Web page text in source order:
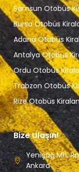
Samsun Otobüs
Bursa Otobüs
Adana Otobüs
Antalya Otobüs
Ordu Otobüs
Trabzon Otobüs
Rize Otobüs
Bize Ulaşın!
Yeniçağ Mh.
Ankara